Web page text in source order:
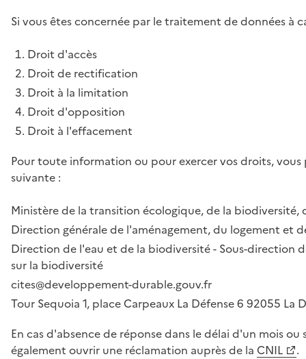
Si vous êtes concernée par le traitement de données à
Droit d'accès
Droit de rectification
Droit à la limitation
Droit d'opposition
Droit à l'effacement
Pour toute information ou pour exercer vos droits,
suivante :
Ministère de la transition écologique, de la biodiversité,
Direction générale de l'aménagement, du logement et
Direction de l'eau et de la biodiversité - Sous-direction
sur la biodiversité
cites@developpement-durable.gouv.fr
Tour Sequoia 1, place Carpeaux La Défense 6 92055 La
En cas d'absence de réponse dans le délai d'un mois
également ouvrir une réclamation auprès de la CNIL .